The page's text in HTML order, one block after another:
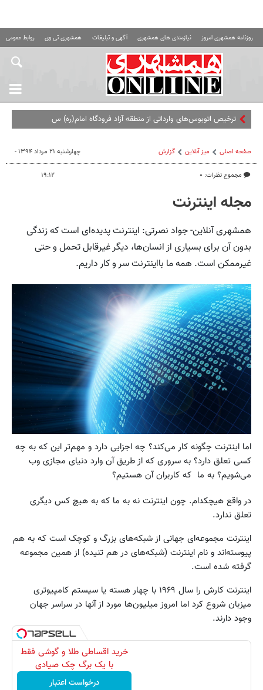
روزنامه همشهری امروز نیازمندی های همشهری آگهی و تبلیغات همشهری تی وی روابط عمومی
ترخیص اتوبوس‌های وارداتی از منطقه آزاد فرودگاه امام(ره) سرعت می‌گیرد
صفحه اصلی میز آنلاین گزارش
مجموع نظرات: ۰
چهارشنبه ۲۱ مرداد ۱۳۹۴ -
۱۹:۱۲
مجله اینترنت
همشهری آنلاین- جواد نصرتی: اینترنت پدیده‌ای است که زندگی
بدون آن برای بسیاری از انسان‌ها، دیگر غیرقابل تحمل و حتی
غیرممکن است. همه ما بااینترنت سر و کار داریم.
اما اینترنت چگونه کار می‌کند؟ چه اجزایی دارد و مهم‌تر این که به چه
کسی تعلق دارد؟ به سروری که از طریق آن وارد دنیای مجازی وب
می‌شویم؟ به ما که کاربران آن هستیم؟
در واقع هیچکدام. چون اینترنت نه به ما که به هیچ کس دیگری
تعلق ندارد.
اینترنت مجموعه‌ای جهانی از شبکه‌های بزرگ و کوچک است که به هم
پیوسته‌اند و نام اینترنت (شبکه‌های در هم تنیده) از همین مجموعه
گرفته شده است.
اینترنت کارش را سال ۱۹۶۹ با چهار هسته یا سیستم کامپیوتری
میزبان شروع کرد اما امروز میلیون‌ها مورد از آنها در سراسر جهان
وجود دارند.
خرید اقساطی طلا و گوشی فقط
با یک برگ چک صیادی
درخواست اعتبار